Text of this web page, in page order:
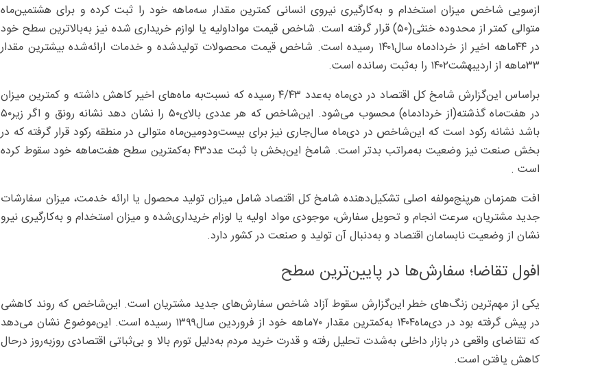
ازسویی شاخص میزان استخدام و به‌کارگیری نیروی انسانی کمترین مقدار سه‌ماهه خود را ثبت کرده و برای هشتمین‌ماه
متوالی کمتر از محدوده خنثی(۵۰) قرار گرفته است. شاخص قیمت مواداولیه یا لوازم خریداری شده نیز به‌بالاترین سطح خود
در ۴۴‌ماهه اخیر از خردادماه سال‌۱۴۰۱ رسیده است. شاخص قیمت محصولات تولیدشده و خدمات ارائه‌شده بیشترین مقدار
۳۳‌ماهه از اردیبهشت‌۱۴۰۲ را به‌ثبت رسانده است.
براساس این‌گزارش شامخ کل اقتصاد در دی‌ماه به‌عدد ۴/۴۳ رسیده که نسبت‌به ‌ماه‌های اخیر کاهش داشته و کمترین میزان
در هفت‌ماه گذشته(از خردادماه) محسوب می‌شود. این‌شاخص که هر عددی بالای۵۰ را نشان دهد نشانه رونق و اگر زیر۵۰
باشد نشانه رکود است که این‌شاخص در دی‌ماه سال‌جاری نیز برای بیست‌ودومین‌ماه متوالی در منطقه رکود قرار گرفته که در
بخش صنعت نیز وضعیت به‌مراتب بدتر است. شامخ این‌بخش با ثبت عدد۴۳ به‌کمترین سطح هفت‌ماهه خود سقوط کرده
است .
افت همزمان هرپنج‌مولفه اصلی تشکیل‌دهنده شامخ کل اقتصاد شامل میزان تولید محصول یا ارائه خدمت، میزان سفارشات
جدید مشتریان، سرعت انجام و تحویل سفارش، موجودی مواد اولیه یا لوزام خریداری‌شده و میزان استخدام و به‌کارگیری نیرو
نشان از وضعیت نابسامان اقتصاد و به‌دنبال آن تولید و صنعت در کشور دارد.
افول تقاضا؛ سفارش‌ها در پایین‌ترین سطح
یکی از مهم‌ترین زنگ‌های خطر این‌گزارش سقوط آزاد شاخص سفارش‌های جدید مشتریان است. این‌شاخص که روند کاهشی
در پیش گرفته بود در دی‌ماه۱۴۰۴ به‌کمترین مقدار ۷۰‌ماهه خود از فروردین سال۱۳۹۹ رسیده است. این‌موضوع نشان می‌دهد
که تقاضای واقعی در بازار داخلی به‌شدت تحلیل رفته و قدرت خرید مردم به‌دلیل تورم بالا و بی‌ثباتی اقتصادی روز‌به‌روز درحال
کاهش یافتن است.